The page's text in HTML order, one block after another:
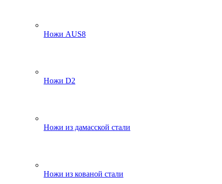
Ножи AUS8
Ножи D2
Ножи из дамасской стали
Ножи из кованой стали